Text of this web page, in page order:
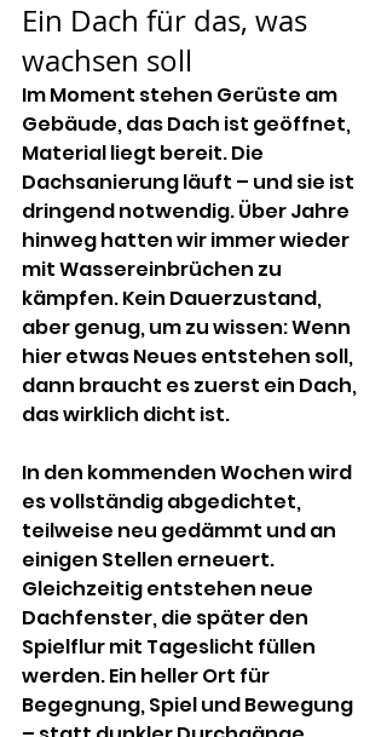
Ein Dach für das, was
wachsen soll
Im Moment stehen Gerüste am
Gebäude, das Dach ist geöffnet,
Material liegt bereit. Die
Dachsanierung läuft – und sie ist
dringend notwendig. Über Jahre
hinweg hatten wir immer wieder
mit Wassereinbrüchen zu
kämpfen. Kein Dauerzustand,
aber genug, um zu wissen: Wenn
hier etwas Neues entstehen soll,
dann braucht es zuerst ein Dach,
das wirklich dicht ist.
In den kommenden Wochen wird
es vollständig abgedichtet,
teilweise neu gedämmt und an
einigen Stellen erneuert.
Gleichzeitig entstehen neue
Dachfenster, die später den
Spielflur mit Tageslicht füllen
werden. Ein heller Ort für
Begegnung, Spiel und Bewegung